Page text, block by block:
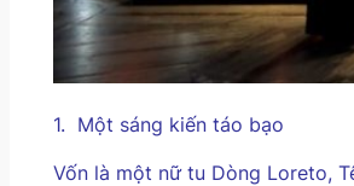
1. Một sáng kiến táo bạo
Vốn là một nữ tu Dòng Loreto,